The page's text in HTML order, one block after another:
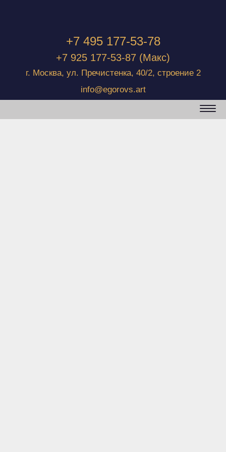
+7 495 177-53-78
+7 925 177-53-87 (Макс)
г. Москва, ул. Пречистенка, 40/2, строение 2
info@egorovs.art